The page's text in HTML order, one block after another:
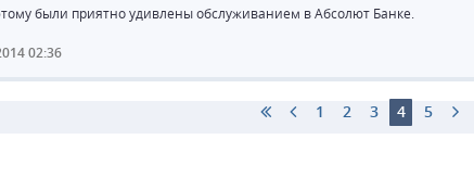
были приятно удивлены обслуживанием в Абсолют Банке.
02:36
1 2 3 4 5